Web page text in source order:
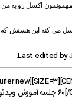
اکسل رو به من
می کنه این هستش
Last edited by
.